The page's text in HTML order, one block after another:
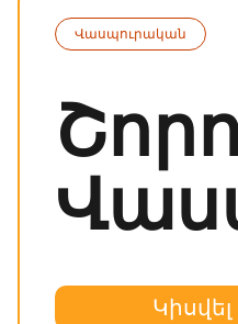
Վասպուրական
Կիսվել